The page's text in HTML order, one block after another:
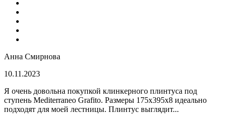
Анна Смирнова
10.11.2023
Я очень довольна покупкой клинкерного плинтуса под
ступень Mediterraneo Grafito. Размеры 175х395х8 идеально
подходят для моей лестницы. Плинтус выглядит...